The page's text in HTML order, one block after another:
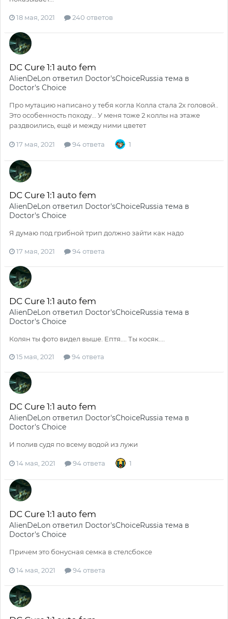
18 мая, 2021 240 ответов
DC Cure 1:1 auto fem
AlienDeLon ответил Doctor'sChoiceRussia тема в
Doctor's Choice
Про мутацию написано у тебя когла Колла стала 2х головой..
Это особенность походу... У меня тоже 2 коллы на этаже
раздвоились, ещё и между ними цветет
17 мая, 2021 94 ответа 1
DC Cure 1:1 auto fem
AlienDeLon ответил Doctor'sChoiceRussia тема в
Doctor's Choice
Я думаю под грибной трип должно зайти как надо
17 мая, 2021 94 ответа
DC Cure 1:1 auto fem
AlienDeLon ответил Doctor'sChoiceRussia тема в
Doctor's Choice
Колян ты фото видел выше. Ептя.... Ты косяк....
15 мая, 2021 94 ответа
DC Cure 1:1 auto fem
AlienDeLon ответил Doctor'sChoiceRussia тема в
Doctor's Choice
И полив судя по всему водой из лужи
14 мая, 2021 94 ответа 1
DC Cure 1:1 auto fem
AlienDeLon ответил Doctor'sChoiceRussia тема в
Doctor's Choice
Причем это бонусная семка в стелсбоксе
14 мая, 2021 94 ответа